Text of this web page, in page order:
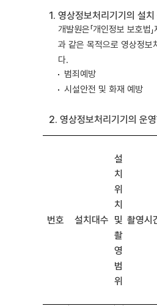
1. 영상정보처리기기의 설
개발원은「개인정보 보호법
과 같은 목적으로 영상정보
다.
범죄예방
시설안전 및 화재 예방
2. 영상정보처리기기의 운
번호 설치대수
설
치
위
치
및
촬
영
범
위
촬영시